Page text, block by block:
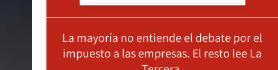
La mayoría no entiende el debate por el
impuesto a las empresas. El resto lee La